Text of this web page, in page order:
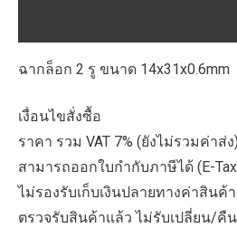
ฉากล็อก 2 รู ขนาด 14x31x0.6mm
เงื่อนไขสั่งซื้อ
ราคา รวม VAT 7% (ยังไม่รวมค่าส่ง
สามารถออกใบกำกับภาษีได้ (E-
ไม่รองรับเก็บเงินปลายทางค่าสินค้า
ตรวจรับสินค้าแล้ว ไม่รับเปลี่ยน/คืน